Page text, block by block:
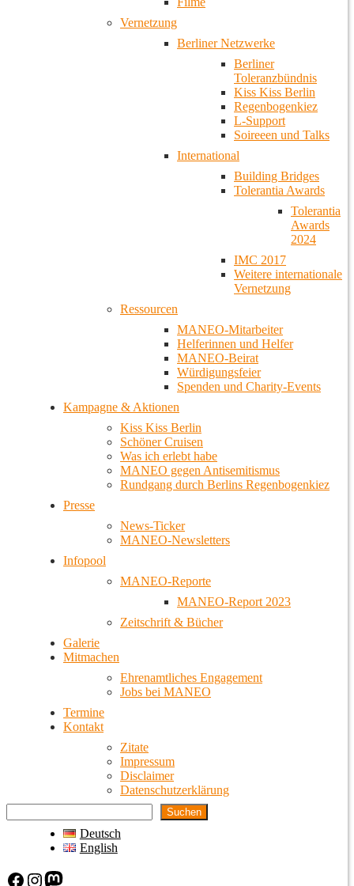
Vernetzung
Berliner Netzwerke
Berliner
Toleranzbündnis
Kiss Kiss Berlin
Regenbogenkiez
L-Support
Soireeen und Talks
International
Building Bridges
Tolerantia Awards
Tolerantia
Awards
2024
IMC 2017
Weitere internationale
Vernetzung
Ressourcen
MANEO-Mitarbeiter
Helferinnen und Helfer
MANEO-Beirat
Würdigungsfeier
Spenden und Charity-Events
Kampagne & Aktionen
Kiss Kiss Berlin
Schöner Cruisen
Was ich erlebt habe
MANEO gegen Antisemitismus
Rundgang durch Berlins Regenbogenkiez
Presse
News-Ticker
MANEO-Newsletters
Infopool
MANEO-Reporte
MANEO-Report 2023
Zeitschrift & Bücher
Galerie
Mitmachen
Ehrenamtliches Engagement
Jobs bei MANEO
Termine
Kontakt
Zitate
Impressum
Disclaimer
Datenschutzerklärung
Suchen
Deutsch
English
Facebook Instagram Mastodon